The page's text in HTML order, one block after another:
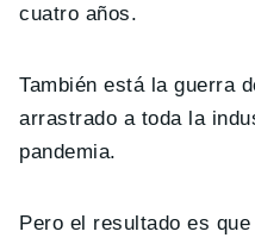
cuatro años.
También está la guerra
arrastrado a toda la
pandemia.
Pero el resultado es